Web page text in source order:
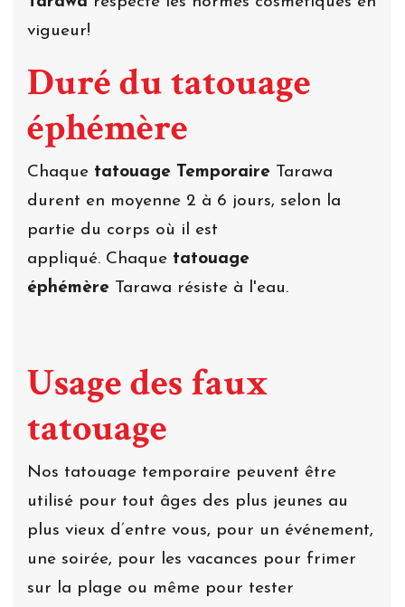
vigueur!
Duré du tatouage
éphémère
Chaque tatouage Temporaire Tarawa
durent en moyenne 2 à 6 jours, selon la
partie du corps où il est
appliqué. Chaque tatouage
éphémère Tarawa résiste à l'eau.
Usage des faux
tatouage
Nos tatouage temporaire peuvent être
utilisé pour tout âges des plus jeunes au
plus vieux d’entre vous, pour un événement,
une soirée, pour les vacances pour frimer
sur la plage ou même pour tester